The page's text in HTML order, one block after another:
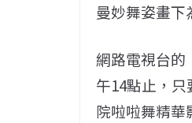
曼妙舞姿畫下
網路電視台的
午14點止，
院啦啦舞精華